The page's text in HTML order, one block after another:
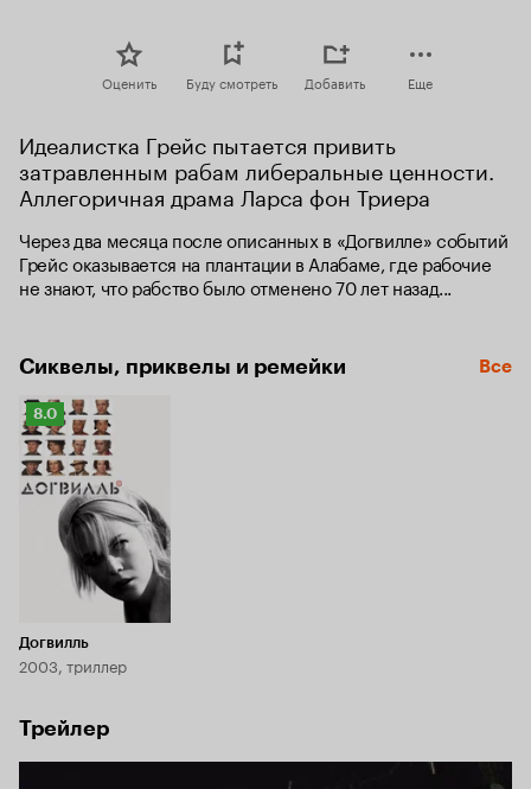
Оценить Буду смотреть Добавить Еще
Идеалистка Грейс пытается привить
затравленным рабам либеральные ценности.
Аллегоричная драма Ларса фон Триера
Через два месяца после описанных в «Догвилле» событий
Грейс оказывается на плантации в Алабаме, где рабочие
не знают, что рабство было отменено 70 лет назад...
Сиквелы, приквелы и ремейки Все
Рейтинг
Кинопоиска
8.0
8.0
Догвилль
2003, триллер
Трейлер